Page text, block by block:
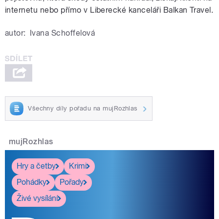
internetu nebo přímo v Liberecké kanceláři Balkan Travel.
autor: Ivana Schoffelová
Všechny díly pořadu na mujRozhlas
mujRozhlas
Hry a četby
Krimi
Pohádky
Pořady
Živé vysílání